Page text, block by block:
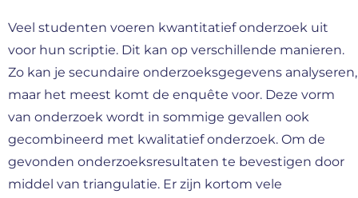
Veel studenten voeren kwantitatief onderzoek uit
voor hun scriptie. Dit kan op verschillende manieren.
Zo kan je secundaire onderzoeksgegevens analyseren,
maar het meest komt de enquête voor. Deze vorm
van onderzoek wordt in sommige gevallen ook
gecombineerd met kwalitatief onderzoek. Om de
gevonden onderzoeksresultaten te bevestigen door
middel van triangulatie. Er zijn kortom vele